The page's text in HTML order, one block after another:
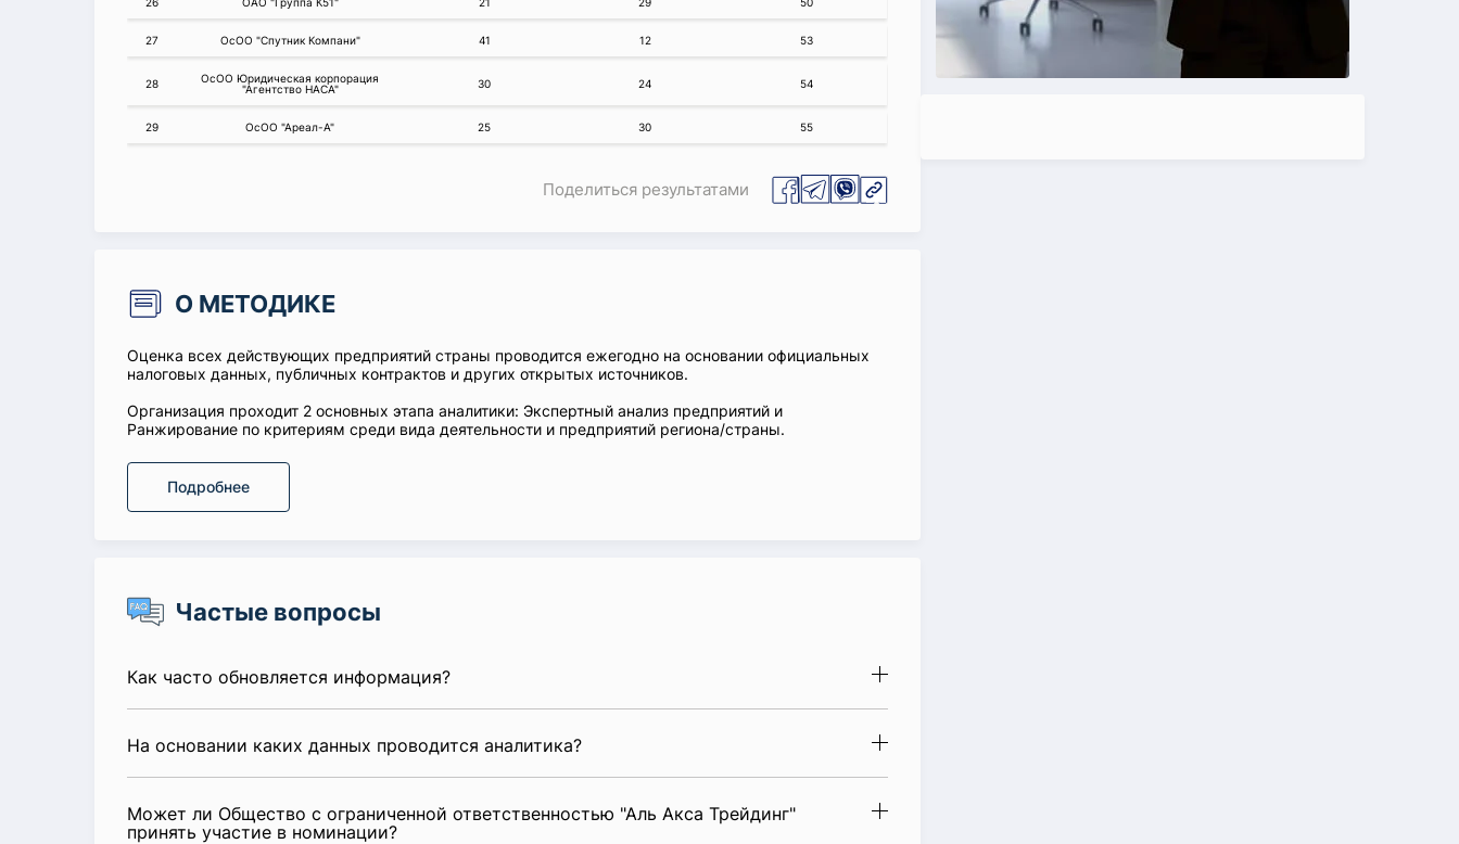
27 ОсОО "Спутник Компани" 41 12 53
28
ОсОО Юридическая корпорация
"Агентство НАСА"
30 24 54
29 ОсОО "Ареал-А" 25 30 55
Поделиться результатами
О МЕТОДИКЕ
Оценка всех действующих предприятий страны проводится ежегодно на основании официальных
налоговых данных, публичных контрактов и других открытых источников.
Организация проходит 2 основных этапа аналитики: Экспертный анализ предприятий и
Ранжирование по критериям среди вида деятельности и предприятий региона/страны.
Подробнее
Частые вопросы
Как часто обновляется информация?
На основании каких данных проводится аналитика?
Может ли Общество с ограниченной ответственностью "Аль Акса Трейдинг"
принять участие в номинации?